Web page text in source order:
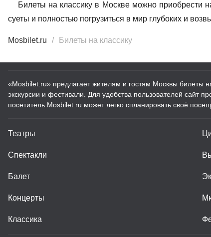
Билеты на классику в Москве можно приобрести
суеты и полностью погрузиться в мир глубоких и
Mosbilet.ru Билеты на классику
«Mosbilet.ru» предлагает жителям и гостям Москвы билеты
экскурсии и фестивали. Для удобства пользователей сайт
посетитель Mosbilet.ru может легко спланировать своё
Театры
Спектакли
Балет
Концерты
Классика